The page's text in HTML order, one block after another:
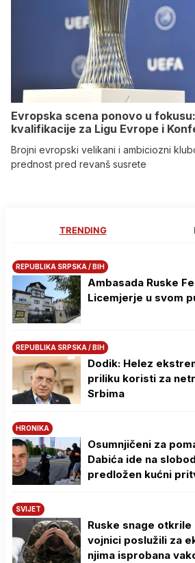
Evropska scena ponovo u
kvalifikacije za Ligu Evrope i
Brojni evropski velikani i ambiciozni
prednost pred revanš susrete
TRENDING
REPUBLIKA SRPSKA / BIH
Ambasada Ruske
Licemjerje u svom
REPUBLIKA SRPSKA / BIH
Dodik: Helez
priliku koristi za
Srbima
HRONIKA
Osumnjičeni za
Dabića ide na
predložen kućni
SVIJET
Ruske snage
vojnici poslužili za
njima isprobana